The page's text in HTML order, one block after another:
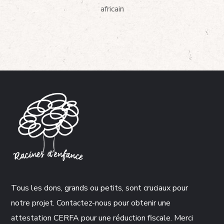
africain
Tous les dons, grands ou petits, sont cruciaux pour
notre projet. Contactez-nous pour obtenir une
attestation CERFA pour une réduction fiscale. Merci